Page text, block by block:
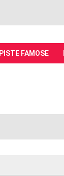
PISTE FAMOSE